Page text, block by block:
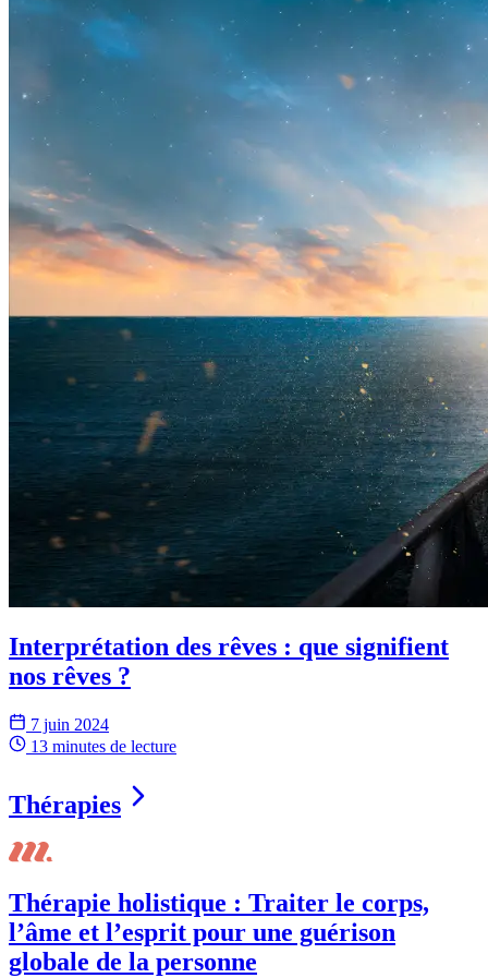
Interprétation des rêves : que signifient
nos rêves ?
7 juin 2024
13 minutes de lecture
Thérapies
Thérapie holistique : Traiter le corps,
l’âme et l’esprit pour une guérison
globale de la personne